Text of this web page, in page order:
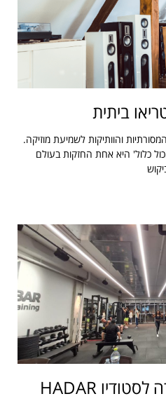
ביתית
והוותיקות לשמיעת מוזיקה.
כלול' היא אחת החזקות בעולם
מערכת סאונד והגברה לסטודיו HADAR